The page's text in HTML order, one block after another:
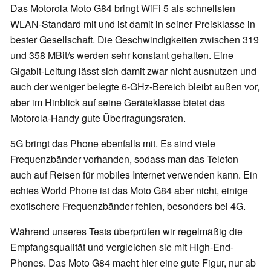
Das Motorola Moto G84 bringt WiFi 5 als schnellsten
WLAN-Standard mit und ist damit in seiner Preisklasse in
bester Gesellschaft. Die Geschwindigkeiten zwischen 319
und 358 MBit/s werden sehr konstant gehalten. Eine
Gigabit-Leitung lässt sich damit zwar nicht ausnutzen und
auch der weniger belegte 6-GHz-Bereich bleibt außen vor,
aber im Hinblick auf seine Geräteklasse bietet das
Motorola-Handy gute Übertragungsraten.
5G bringt das Phone ebenfalls mit. Es sind viele
Frequenzbänder vorhanden, sodass man das Telefon
auch auf Reisen für mobiles Internet verwenden kann. Ein
echtes World Phone ist das Moto G84 aber nicht, einige
exotischere Frequenzbänder fehlen, besonders bei 4G.
Während unseres Tests überprüfen wir regelmäßig die
Empfangsqualität und vergleichen sie mit High-End-
Phones. Das Moto G84 macht hier eine gute Figur, nur ab